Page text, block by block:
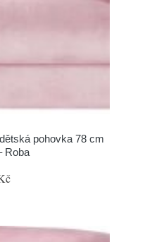
pohovka 78 cm
Roba